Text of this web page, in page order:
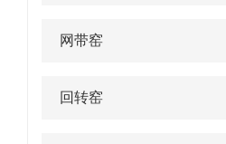
网带窑
回转窑